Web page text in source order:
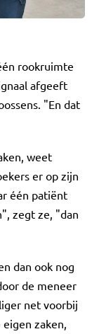
rookruimte
afgeeft
"En dat
weet
er op zijn
één patiënt
zegt ze, "dan
dan ook nog
de meneer
net voorbij
zaken,